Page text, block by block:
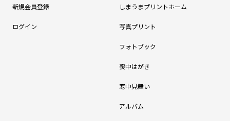
新規会員登録
ログイン
しまうまプリントホーム
写真プリント
フォトブック
喪中はがき
寒中見舞い
アルバム